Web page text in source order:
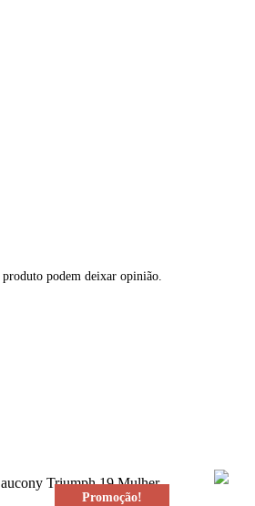
produto podem deixar opinião.
Promoção!